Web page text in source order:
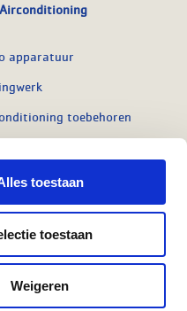
toestaan
toestaan
Weigeren
Airconditioning
apparatuur
toebehoren